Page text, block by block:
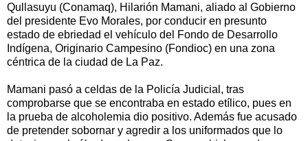
Qullasuyu (Conamaq), Hilarión Mamani, aliado al Gobierno
del presidente Evo Morales, por conducir en presunto
estado de ebriedad el vehículo del Fondo de Desarrollo
Indígena, Originario Campesino (Fondioc) en una zona
céntrica de la ciudad de La Paz.
Mamani pasó a celdas de la Policía Judicial, tras
comprobarse que se encontraba en estado etílico, pues en
la prueba de alcoholemia dio positivo. Además fue acusado
de pretender sobornar y agredir a los uniformados que lo